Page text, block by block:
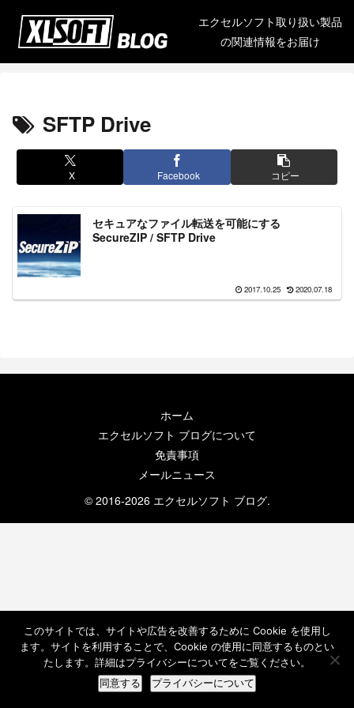
エクセルソフト取り扱い製品
の関連情報をお届け
SFTP Drive
X Facebook コピー
セキュアなファイル転送を可能にする
SecureZIP / SFTP Drive
2017.10.25 2020.07.18
ホーム
エクセルソフト ブログについて
免責事項
メールニュース
© 2016-2026 エクセルソフト ブログ.
このサイトでは、サイトや広告を改善するために Cookie を使用し
ます。サイトを利用することで、Cookie の使用に同意するものとい
たします。詳細はプライバシーについてをご覧ください。
同意する プライバシーについて